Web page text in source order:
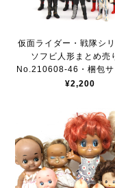
仮面ライダー・戦隊シリ
ソフビ人形まとめ売
No.210608-46・梱包
¥2,200